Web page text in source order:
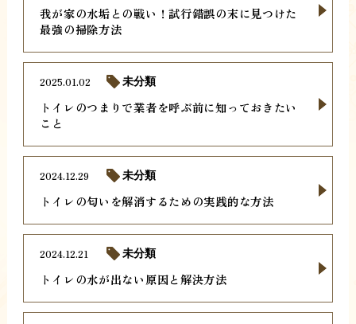
我が家の水垢との戦い！試行錯誤の末に見つけた
最強の掃除方法
トイレのつまりで業者を呼ぶ前に知っておきたい
こと
2025.01.02 未分類
トイレの匂いを解消するための実践的な方法
2024.12.29 未分類
トイレの水が出ない原因と解決方法
2024.12.21 未分類